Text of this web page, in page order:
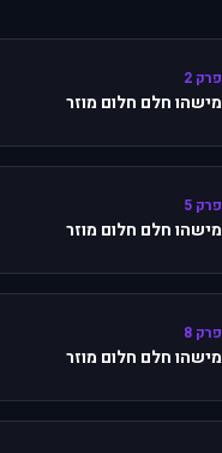
פרק 2
מישהו חלם חלום מוזר
פרק 5
מישהו חלם חלום מוזר
פרק 8
מישהו חלם חלום מוזר